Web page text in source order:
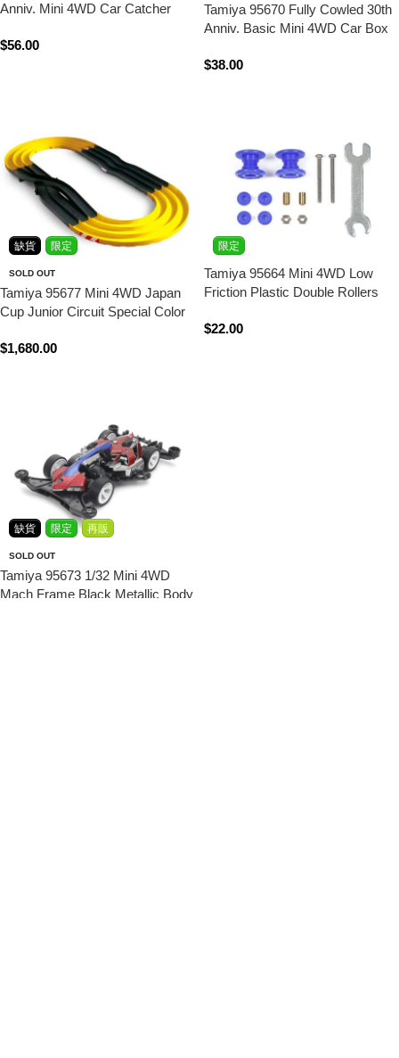
Anniv. Mini 4WD Car Catcher
$56.00
Tamiya 95670 Fully Cowled 30th
Anniv. Basic Mini 4WD Car Box
$38.00
缺貨 限定
SOLD OUT
Tamiya 95677 Mini 4WD Japan
Cup Junior Circuit Special Color
$1,680.00
限定
Tamiya 95664 Mini 4WD Low
Friction Plastic Double Rollers
$22.00
缺貨 限定 再販
SOLD OUT
Tamiya 95673 1/32 Mini 4WD
Mach Frame Black Metallic Body